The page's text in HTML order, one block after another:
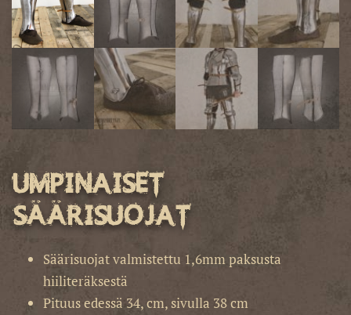
Umpinaiset
säärisuojat
Säärisuojat valmistettu 1,6mm paksusta
hiiliteräksestä
Pituus edessä 34, cm, sivulla 38 cm